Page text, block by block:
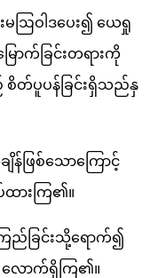
ဩဝါဒပေး၍ ယေရှု
ောက်ခြင်းတရားကို
စိတ်ပူပန်ခြင်းရှိသည်နှ
ဖြစ်သောကြောင့်
ထားကြ၏။
ည်ခြင်းသို့ရောက်၍
လောက်ရှိကြ၏။